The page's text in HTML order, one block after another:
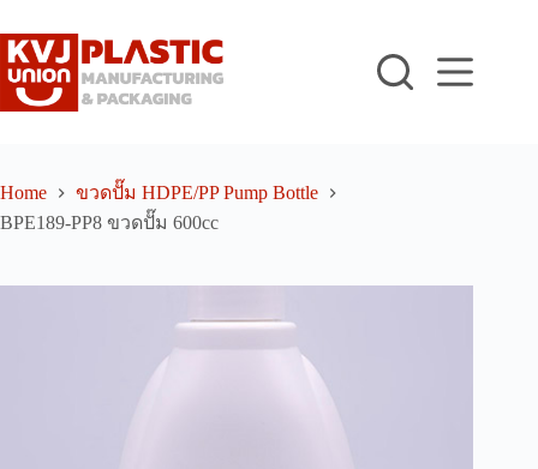
to
content
Home
ขวดปั๊ม HDPE/PP Pump Bottle
BPE189-PP8 ขวดปั๊ม 600cc